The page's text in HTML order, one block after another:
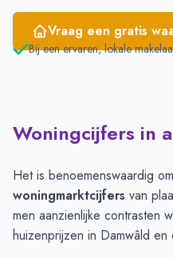
Vraag een gratis
Bij een ervaren, lokale
Woningcijfers in
Het is benoemenswaardig
woningmarktcijfers van
men aanzienlijke contrasten
huizenprijzen in Damwâld